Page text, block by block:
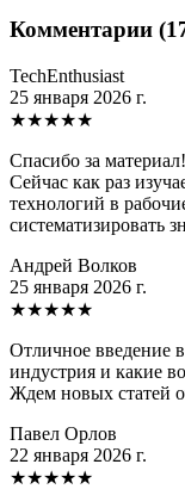
Комментарии
TechEnthusiast
25 января 2026 г.
★★★★★
Спасибо за
Сейчас как раз
технологий в
систематизировать
Андрей Волков
25 января 2026 г.
★★★★★
Отличное введение
индустрия и какие
Ждем новых статей
Павел Орлов
22 января 2026 г.
★★★★★